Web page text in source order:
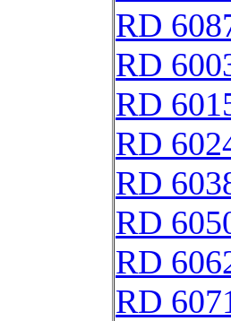
RD
RD
RD
RD
RD
RD
RD
RD